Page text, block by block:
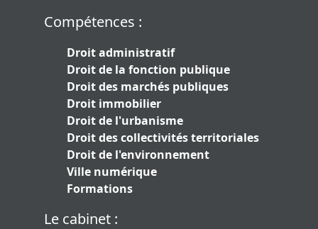
Compétences :
Droit administratif
Droit de la fonction publique
Droit des marchés publiques
Droit immobilier
Droit de l'urbanisme
Droit des collectivités territoriales
Droit de l'environnement
Ville numérique
Formations
Le cabinet :